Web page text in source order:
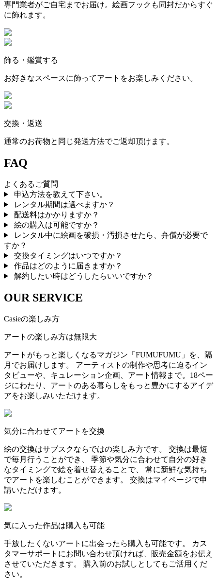
専門業者がご自宅までお届け。絵画フックも同封だからすぐ
に飾れます。
飾る・鑑賞する
お好きなスペースに飾ってアートをお楽しみください。
交換・返送
通常のお荷物と同じ発送方法でご返却頂けます。
FAQ
よくあるご質問
申込方法を教えて下さい。
レンタル期間は選べますか？
配送料はかかりますか？
絵の購入は可能ですか？
レンタル中に絵画を破損・汚損させたら、弁償が必要で
すか？
交換タイミングはいつですか？
作品はどのように届きますか？
解約したい時はどうしたらいいですか？
OUR SERVICE
Casieの楽しみ方
アートの楽しみ方は無限大
アートがもっと楽しくなるマガジン「FUMUFUMU」を、隔
月でお届けします。 アーティストの制作や思考に迫るイン
タビューや、キュレーション企画、アート情報まで。18ペー
ジにわたり、アートのある暮らしをもっと豊かにするアイデ
アをお楽しみいただけます。
気分に合わせてアートを交換
絵の交換はサブスクならではの楽しみ方です。 交換は最短
で毎月行うことができ、 季節や気分に合わせて自分の好き
なタイミングで絵を着せ替えることで、 常に新鮮な気持ち
でアートを楽しむことができます。 交換はマイページで申
請いただけます。
気に入った作品は購入も可能
手放したくないアートに出会ったら購入も可能です。 カス
タマーサポートにお問い合わせ頂ければ、販売金額をお伝え
させていただきます。 購入前のお試しとしてもご活用くだ
さい。